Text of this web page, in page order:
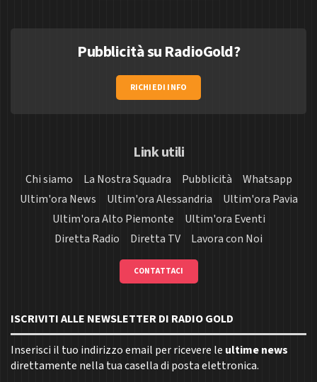
Pubblicità su RadioGold?
RICHIEDI INFO
Link utili
Chi siamo La Nostra Squadra Pubblicità
Whatsapp
Ultim'ora News
Ultim'ora Alessandria
Ultim'ora Pavia
Ultim'ora Alto Piemonte
Ultim'ora Eventi
Diretta Radio
Diretta TV Lavora con Noi
CONTATTACI
ISCRIVITI ALLE NEWSLETTER DI RADIO GOLD
Inserisci il tuo indirizzo email per ricevere le ultime news
direttamente nella tua casella di posta elettronica.